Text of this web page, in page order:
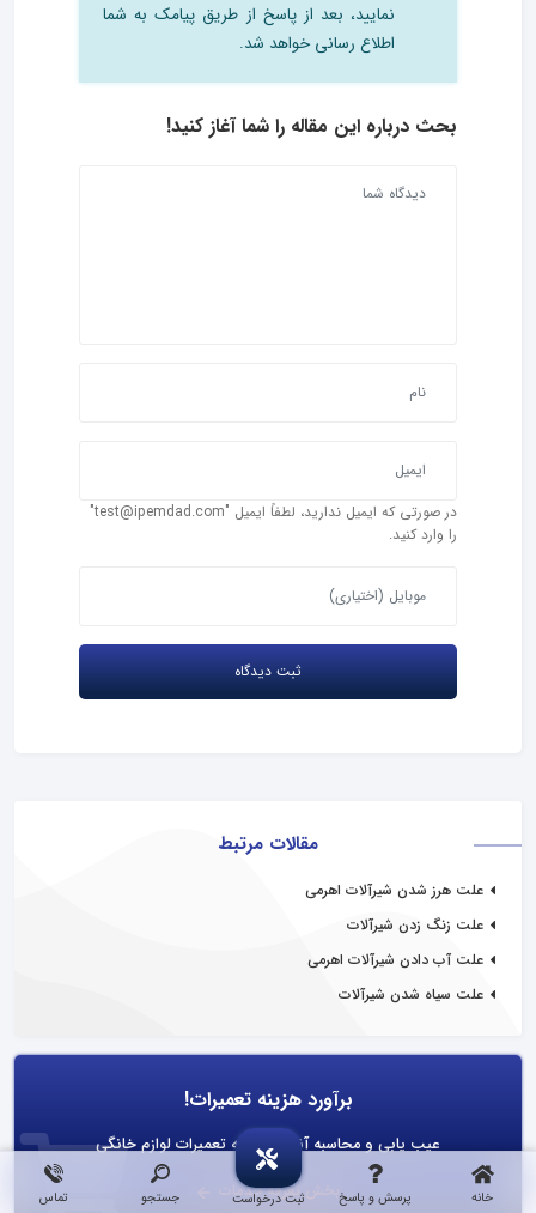
خانه پرسش و پاسخ ثبت درخواست جستجو تماس
مقالات مرتبط
علت هرز شدن شیرآلات اهرمی
علت زنگ زدن شیرآلات
علت آب دادن شیرآلات اهرمی
علت سیاه شدن شیرآلات
برآورد هزینه تعمیرات!
عیب یابی و محاسبه آنلاین هزینه تعمیرات لوازم خانگی
بخش تعرفه خدمات
نمایید، بعد از پاسخ از طریق پیامک به شما
اطلاع رسانی خواهد شد.
بحث درباره این مقاله را شما آغاز کنید!
در صورتی که ایمیل ندارید، لطفاً ایمیل "test@ipemdad.com"
را وارد کنید.